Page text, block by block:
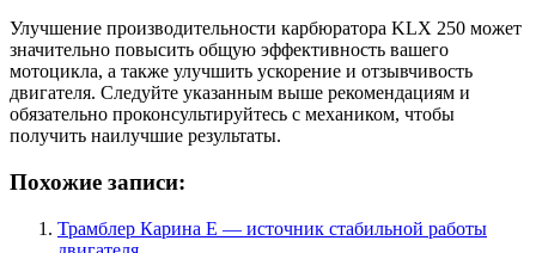
Улучшение производительности карбюратора KLX 250 может
значительно повысить общую эффективность вашего
мотоцикла, а также улучшить ускорение и отзывчивость
двигателя. Следуйте указанным выше рекомендациям и
обязательно проконсультируйтесь с механиком, чтобы
получить наилучшие результаты.
Похожие записи:
Трамблер Карина Е — источник стабильной работы